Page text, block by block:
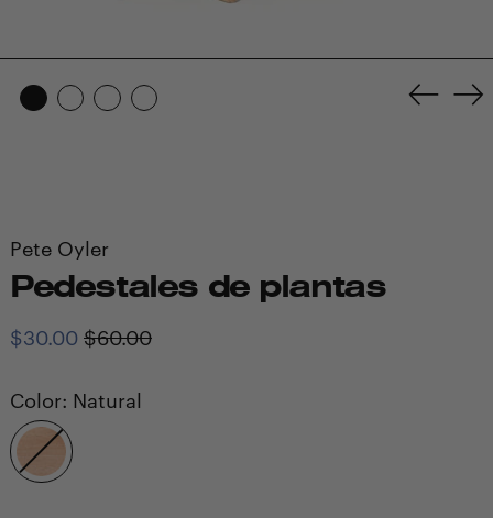
Pete Oyler
Pedestales de plantas
Precio
$30.00 Precio
$60.00
Color: Natural
Natural